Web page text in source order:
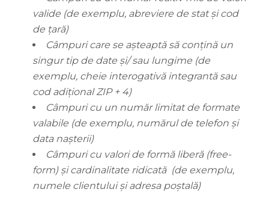
valide (de exemplu, abreviere de stat și cod
de țară)
Câmpuri care se așteaptă să conțină un
singur tip de date și/ sau lungime (de
exemplu, cheie interogativă integrantă sau
cod adițional ZIP + 4)
Câmpuri cu un număr limitat de formate
valabile (de exemplu, numărul de telefon și
data nașterii)
Câmpuri cu valori de formă liberă (free-
form) și cardinalitate ridicată (de exemplu,
numele clientului și adresa poștală)